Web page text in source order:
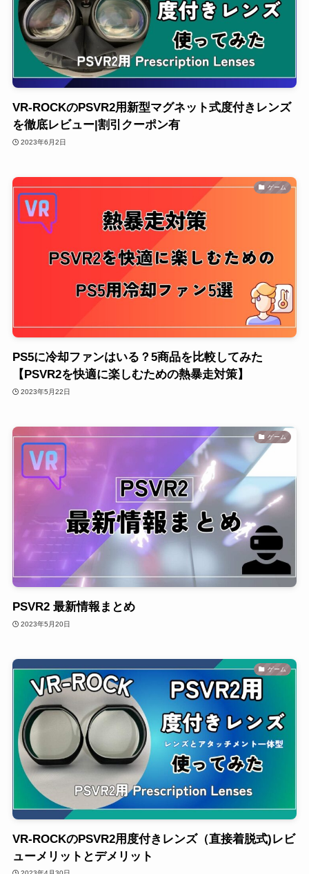
VR-ROCKのPSVR2用新型マグネット式度付きレンズ
を徹底レビュー|割引クーポン有
2023年6月2日
ゲーム
PS5に冷却ファンはいる？5商品を比較してみた
【PSVR2を快適に楽しむための熱暴走対策】
2023年5月22日
ゲーム
PSVR2 最新情報まとめ
2023年5月20日
ゲーム
VR-ROCKのPSVR2用度付きレンズ（直接着脱式)レビ
ューメリットとデメリット